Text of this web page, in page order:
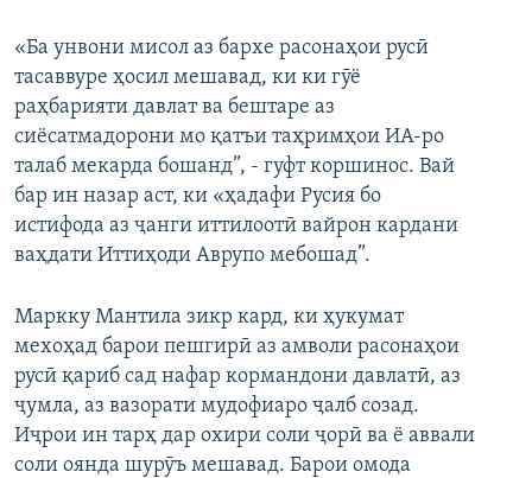
«Ба унвони мисол аз бархе расонаҳои русӣ
тасаввуре ҳосил мешавад, ки ки гӯё
раҳбарияти давлат ва бештаре аз
сиёсатмадорони мо қатъи таҳримҳои ИА-ро
талаб мекарда бошанд”, - гуфт коршинос. Вай
бар ин назар аст, ки «ҳадафи Русия бо
истифода аз ҷанги иттилоотӣ вайрон кардани
ваҳдати Иттиҳоди Аврупо мебошад”.
Маркку Мантила зикр кард, ки ҳукумат
мехоҳад барои пешгирӣ аз амволи расонаҳои
русӣ қариб сад нафар кормандони давлатӣ, аз
ҷумла, аз вазорати мудофиаро ҷалб созад.
Иҷрои ин тарҳ дар охири соли ҷорӣ ва ё аввали
соли оянда шурӯъ мешавад. Барои омода